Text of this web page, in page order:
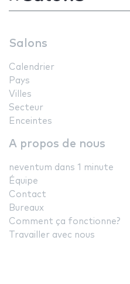
Salons
Calendrier
Pays
Villes
Secteur
Enceintes
A propos de nous
neventum dans 1 minute
Équipe
Contact
Bureaux
Comment ça fonctionne?
Travailler avec nous